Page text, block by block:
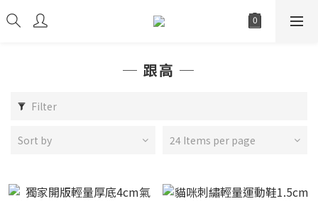
─ 跟高 ─
Filter
Sort by 24 Items per page